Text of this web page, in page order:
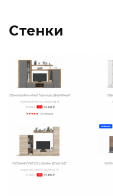
Стенки